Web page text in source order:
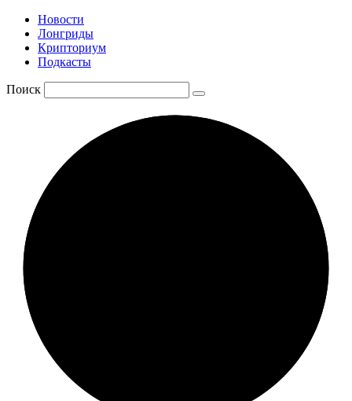
Новости
Лонгриды
Крипториум
Подкасты
Поиск